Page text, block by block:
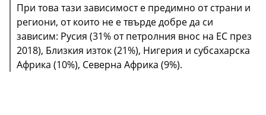
При това тази зависимост е предимно от страни и
региони, от които не е твърде добре да си
зависим: Русия (31% от петролния внос на ЕС през
2018), Близкия изток (21%), Нигерия и субсахарска
Африка (10%), Северна Африка (9%).
- 47.6% от петрола в Европа се използва от пътния
транспорт. Промишленото производство е
вторият най-голям консуматор (20.5%), пред
водния транспорт (9.1%), домакинствата (6.6%),
енергийния сектор (4.9%) и въздушния транспорт